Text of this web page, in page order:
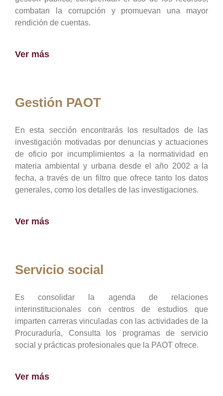
combatan la corrupción y promuevan una mayor
rendición de cuentas.
Ver más
Gestión PAOT
En esta sección encontrarás los resultados de las
investigación motivadas por denuncias y actuaciones
de oficio por incumplimientos a la normatividad en
materia ambiental y urbana desde el año 2002 a la
fecha, a través de un filtro que ofrece tanto los datos
generales, como los detalles de las investigaciones.
Ver más
Servicio social
Es consolidar la agenda de relaciones
interinstitucionales con centros de estudios que
imparten carreras vinculadas con las actividades de la
Procuraduría, Consulta los programas de servicio
social y prácticas profesionales que la PAOT ofrece.
Ver más